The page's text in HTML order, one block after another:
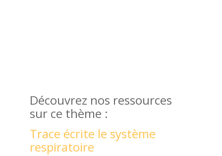
Découvrez nos ressources
sur ce thème :
Trace écrite le système
respiratoire